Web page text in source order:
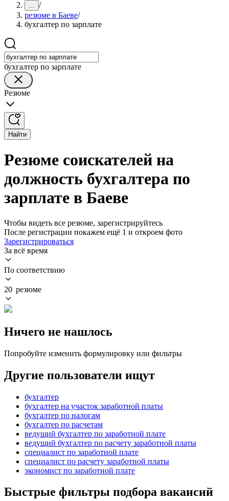
... /
резюме в Баеве/
бухгалтер по зарплате
бухгалтер по зарплате
Резюме
Найти
Резюме соискателей на
должность бухгалтера по
зарплате в Баеве
Чтобы видеть все резюме, зарегистрируйтесь
После регистрации покажем ещё 1 и откроем фото
Зарегистрироваться
За всё время
По соответствию
20 резюме
Ничего не нашлось
Попробуйте изменить формулировку или фильтры
Другие пользователи ищут
бухгалтер
бухгалтер на участок заработной платы
бухгалтер по налогам
бухгалтер по расчетам
ведущий бухгалтер по заработной плате
ведущий бухгалтер по расчету заработной платы
специалист по заработной плате
специалист по расчету заработной платы
экономист по заработной плате
Быстрые фильтры подбора вакансий